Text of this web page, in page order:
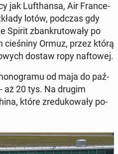
jak Lu­fthan­sa, Air France-
lotów, podczas gdy
Spirit zban­kru­to­wa­ły po
cie­śni­ny Ormuz, przez którą
dostaw ropy naf­to­wej.
od maja do paź­
aż 20 tys. Na drugim
które zre­du­ko­wa­ły po­